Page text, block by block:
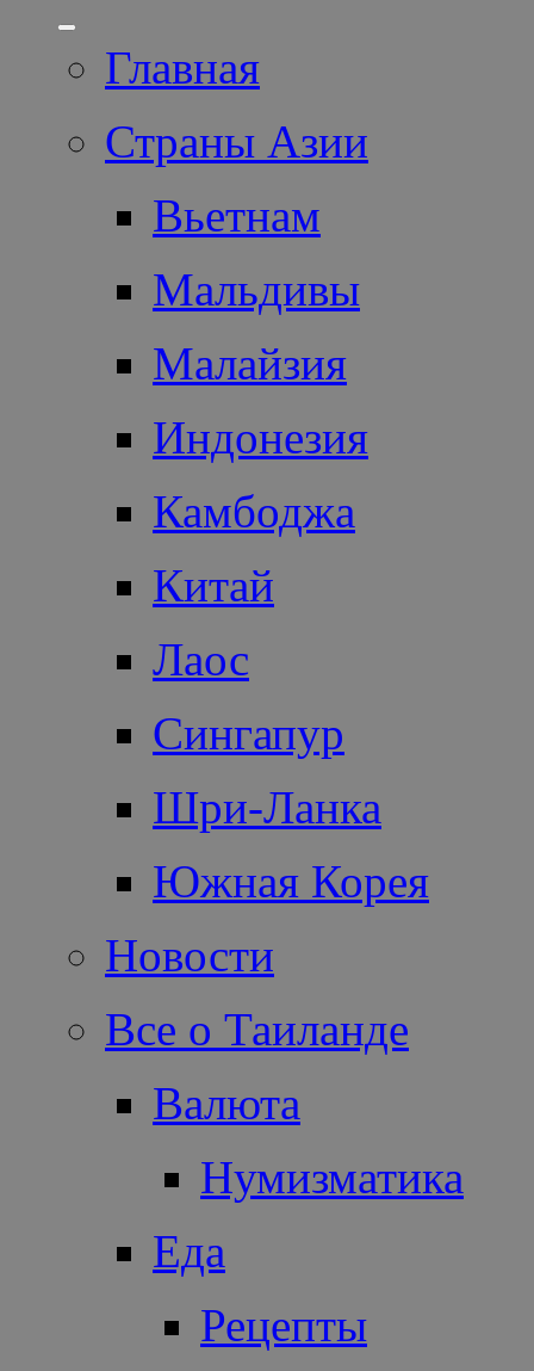
Главная
Страны Азии
Вьетнам
Мальдивы
Малайзия
Индонезия
Камбоджа
Китай
Лаос
Сингапур
Шри-Ланка
Южная Корея
Новости
Все о Таиланде
Валюта
Нумизматика
Еда
Рецепты